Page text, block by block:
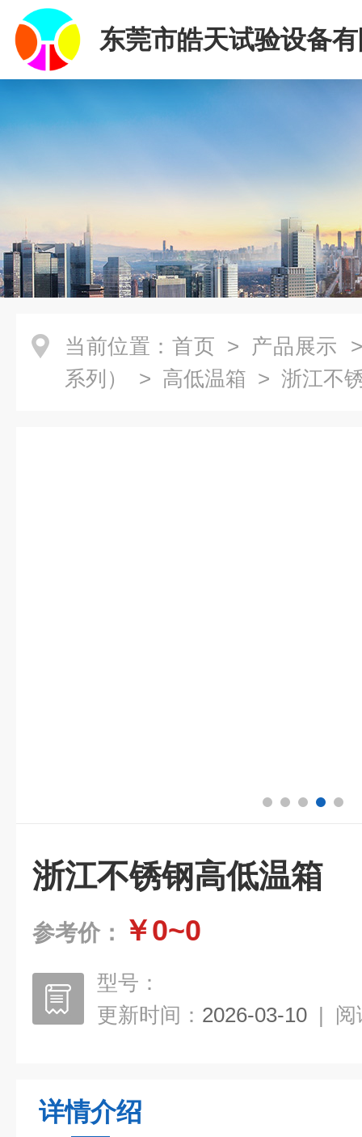
东莞市皓天试验设备
当前位置： 首页 > 产品展示
系列）
> 高低温箱 > 浙江不
浙江不锈钢高低温箱
参考价： ￥0~0
型号：
更新时间： 2026-03-10 | 阅
详情介绍